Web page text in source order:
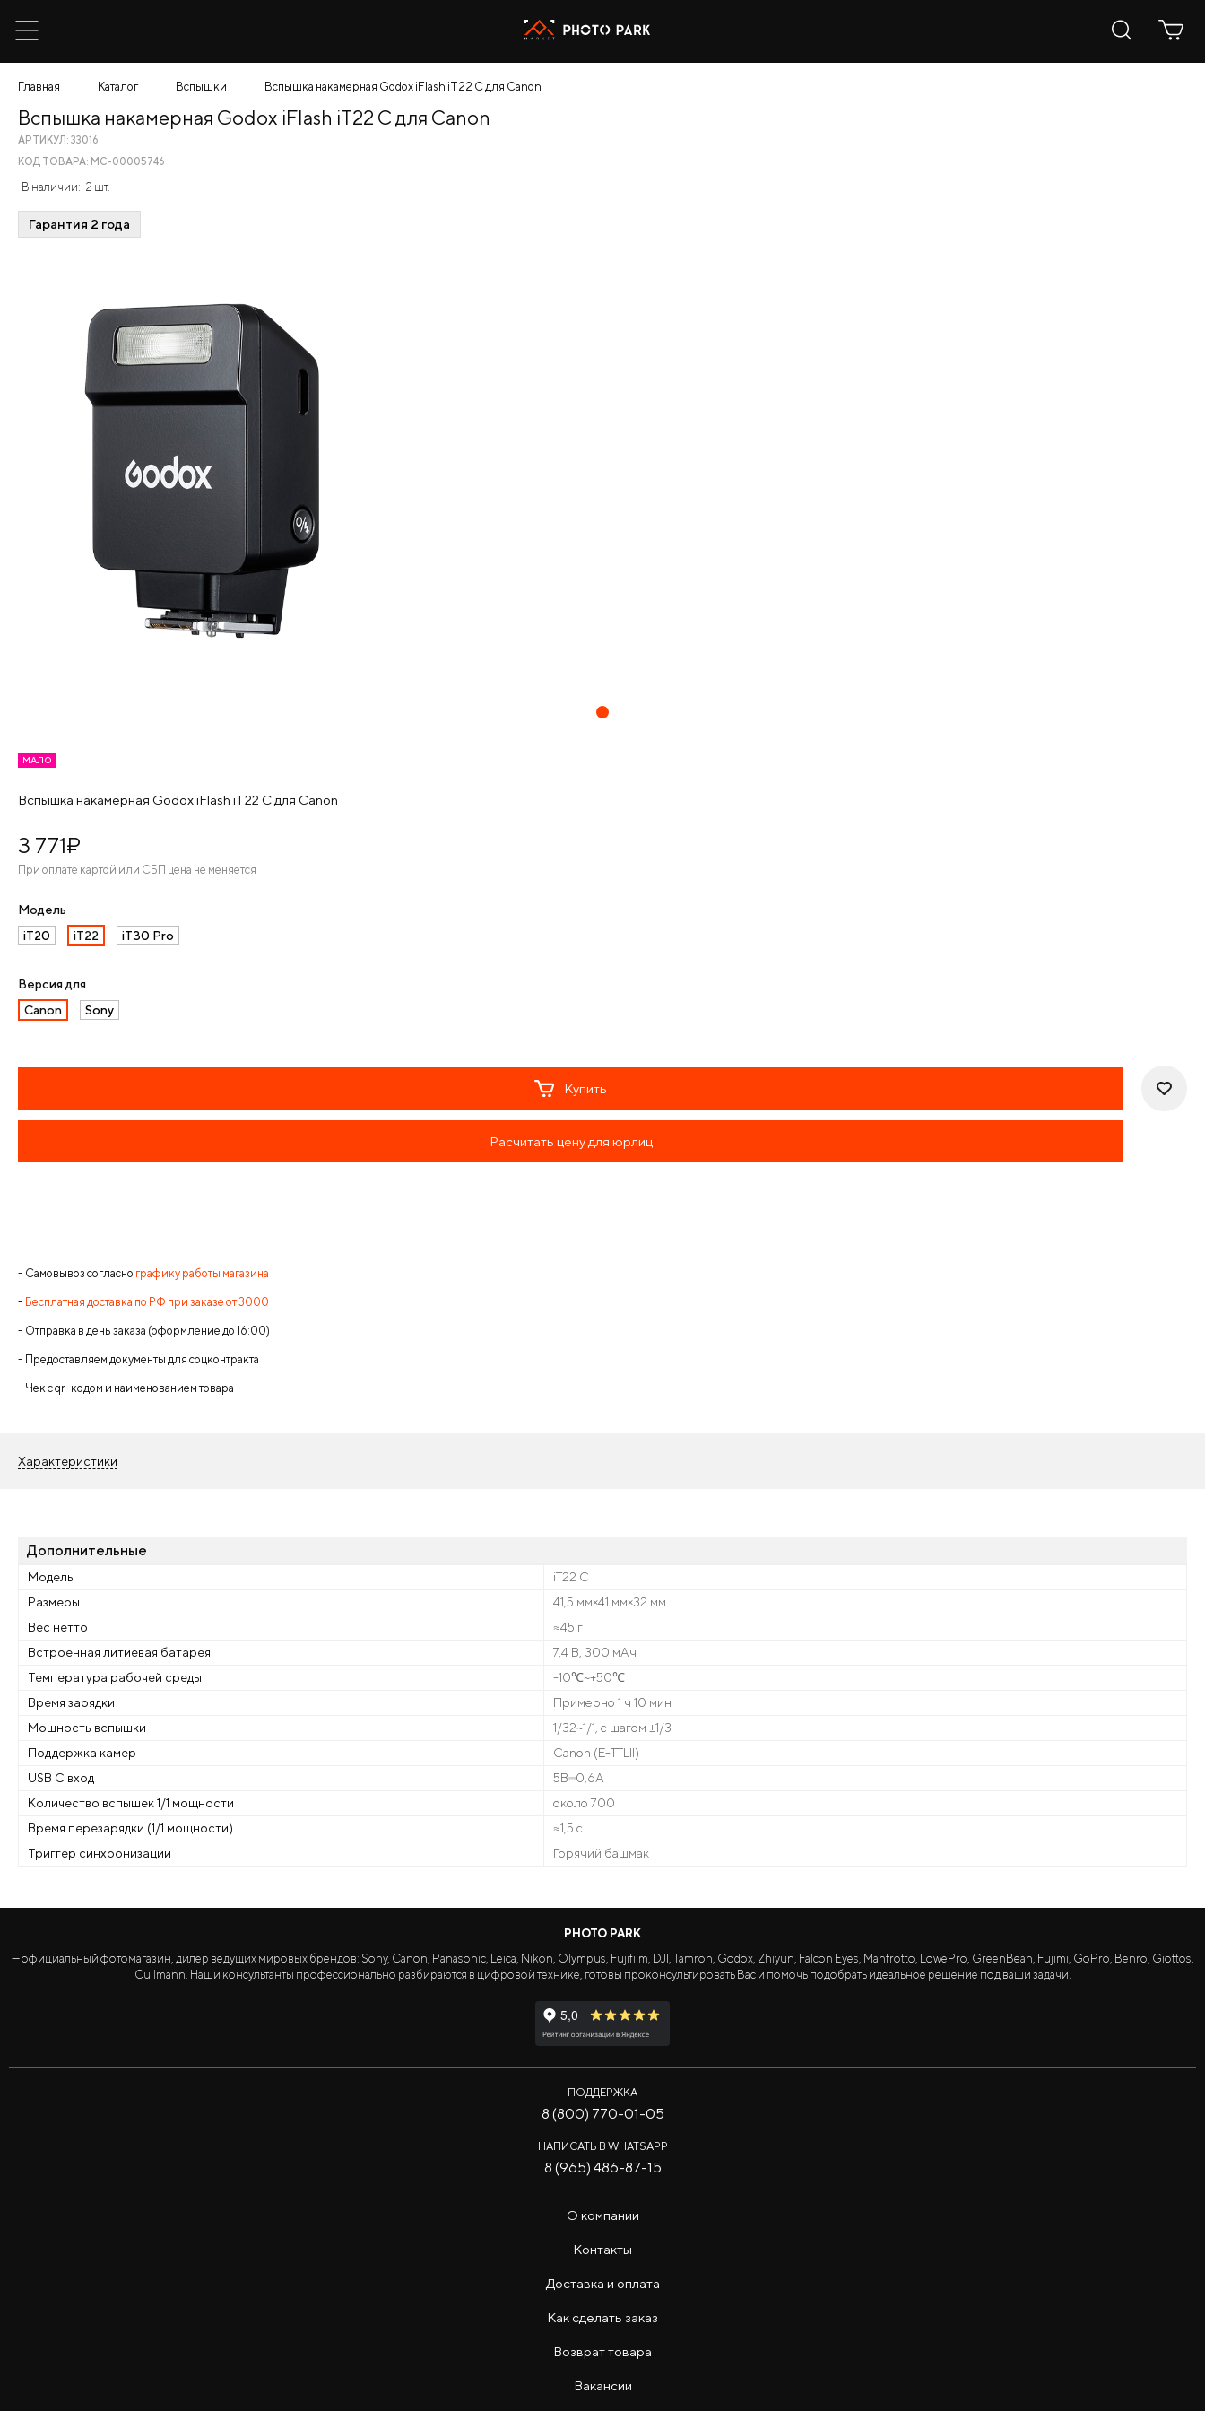
Главная Каталог Вспышки Вспышка накамерная Godox iFlash iT22 C для Canon
МАЛО
Вспышка накамерная Godox iFlash iT22 C для Canon
3 771¤
При оплате картой или СБП цена не меняется
Модель
iT20
iT22 iT30 Pro
Версия для
Canon
Sony
Купить
Расчитать цену для юрлиц
- Самовывоз согласно графику работы магазина
- Бесплатная доставка по РФ при заказе от 3000
- Отправка в день заказа (оформление до 16:00)
- Предоставляем документы для соцконтракта
- Чек с qr-кодом и наименованием товара
Вспышка накамерная Godox iFlash iT22 C для Canon
АРТИКУЛ: 33016
КОД ТОВАРА: МС-00005746
В наличии: 2 шт.
Гарантия 2 года
Характеристики
Дополнительные
Модель
iT22 C
Размеры
41,5 мм×41 мм×32 мм
Вес нетто
≈45 г
Встроенная литиевая батарея
7,4 В, 300 мАч
Температура рабочей среды
-10℃~+50℃
Время зарядки
Примерно 1 ч 10 мин
Мощность вспышки
1/32~1/1, с шагом ±1/3
Поддержка камер
Canon (E-TTLII)
USB С вход
5В⎓0,6А
Количество вспышек 1/1 мощности
около 700
Время перезарядки (1/1 мощности)
≈1,5 с
Триггер синхронизации
Горячий башмак
PHOTO PARK
— официальный фотомагазин, дилер ведущих мировых брендов: Sony, Canon, Panasonic, Leica, Nikon, Olympus, Fujifilm, DJI, Tamron, Godox, Zhiyun, Falcon Eyes, Manfrotto, LowePro, GreenBean, Fujimi, GoPro, Benro, Giottos,
Cullmann. Наши консультанты профессионально разбираются в цифровой технике, готовы проконсультировать Вас и помочь подобрать идеальное решение под ваши задачи.
ПОДДЕРЖКА
8 (800) 770-01-05
НАПИСАТЬ В WHATSAPP
8 (965) 486-87-15
О компании
Контакты
Доставка и оплата
Как сделать заказ
Возврат товара
Вакансии